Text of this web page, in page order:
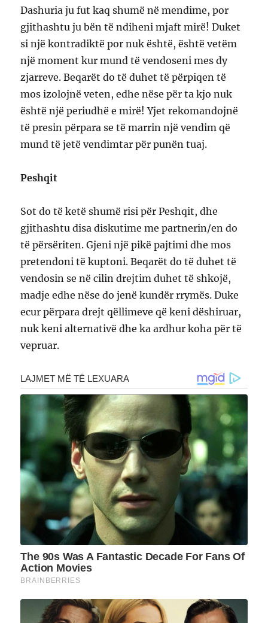
Dashuria ju fut kaq shumë në mendime, por
gjithashtu ju bën të ndiheni mjaft mirë! Duket
si një kontradiktë por nuk është, është vetëm
një moment kur mund të vendoseni mes dy
zjarreve. Beqarët do të duhet të përpiqen të
mos izolojnë veten, edhe nëse për ta kjo nuk
është një periudhë e mirë! Yjet rekomandojnë
të presin përpara se të marrin një vendim që
mund të jetë vendimtar për punën tuaj.
Peshqit
Sot do të ketë shumë risi për Peshqit, dhe
gjithashtu disa diskutime me partnerin/en do
të përsëriten. Gjeni një pikë pajtimi dhe mos
pretendoni të kuptoni. Beqarët do të duhet të
vendosin se në cilin drejtim duhet të shkojë,
madje edhe nëse do jenë kundër rrymës. Duke
ecur përpara drejt qëllimeve që keni dëshiruar,
nuk keni alternativë dhe ka ardhur koha për të
vepruar.